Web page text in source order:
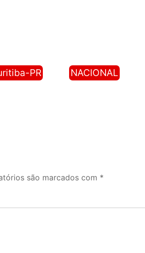
PR NACIONAL
são marcados com *